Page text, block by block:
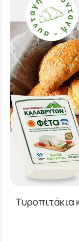
Τυροπιτάκια